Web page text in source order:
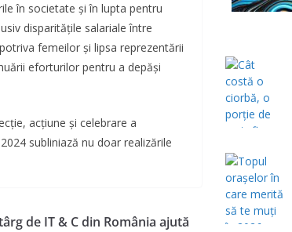
în societate și în lupta pentru
disparitățile salariale între
femeilor și lipsa reprezentării
eforturilor pentru a depăși
acțiune și celebrare a
subliniază nu doar realizările
de IT & C din România ajută